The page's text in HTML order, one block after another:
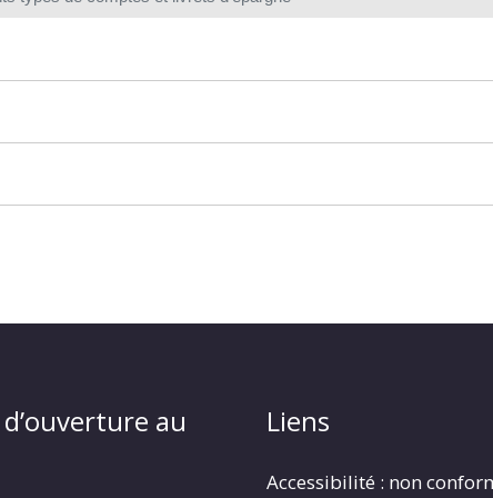
au
Liens
Accessibilité : non